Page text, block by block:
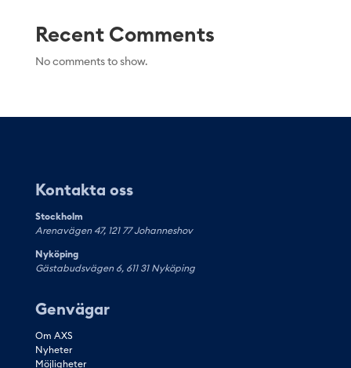
Recent Comments
No comments to show.
Kontakta oss
Stockholm
Arenavägen 47, 121 77 Johanneshov
Nyköping
Gästabudsvägen 6, 611 31 Nyköping
Genvägar
Om AXS
Nyheter
Möjligheter